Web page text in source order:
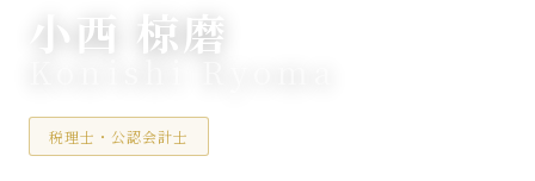
小西 椋磨
税理士・公認会計士